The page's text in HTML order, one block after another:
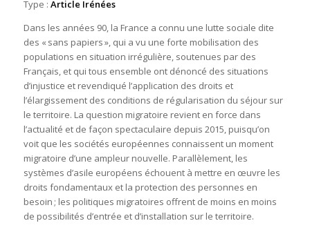
Type : Article Irénées
Dans les années 90, la France a connu une lutte sociale dite
des « sans papiers », qui a vu une forte mobilisation des
populations en situation irrégulière, soutenues par des
Français, et qui tous ensemble ont dénoncé des situations
d’injustice et revendiqué l’application des droits et
l’élargissement des conditions de régularisation du séjour sur
le territoire. La question migratoire revient en force dans
l’actualité et de façon spectaculaire depuis 2015, puisqu’on
voit que les sociétés européennes connaissent un moment
migratoire d’une ampleur nouvelle. Parallèlement, les
systèmes d’asile européens échouent à mettre en œuvre les
droits fondamentaux et la protection des personnes en
besoin ; les politiques migratoires offrent de moins en moins
de possibilités d’entrée et d’installation sur le territoire.